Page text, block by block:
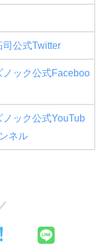
司公式Twitter
ノック公式Faceboo
ノック公式YouTub
ネル